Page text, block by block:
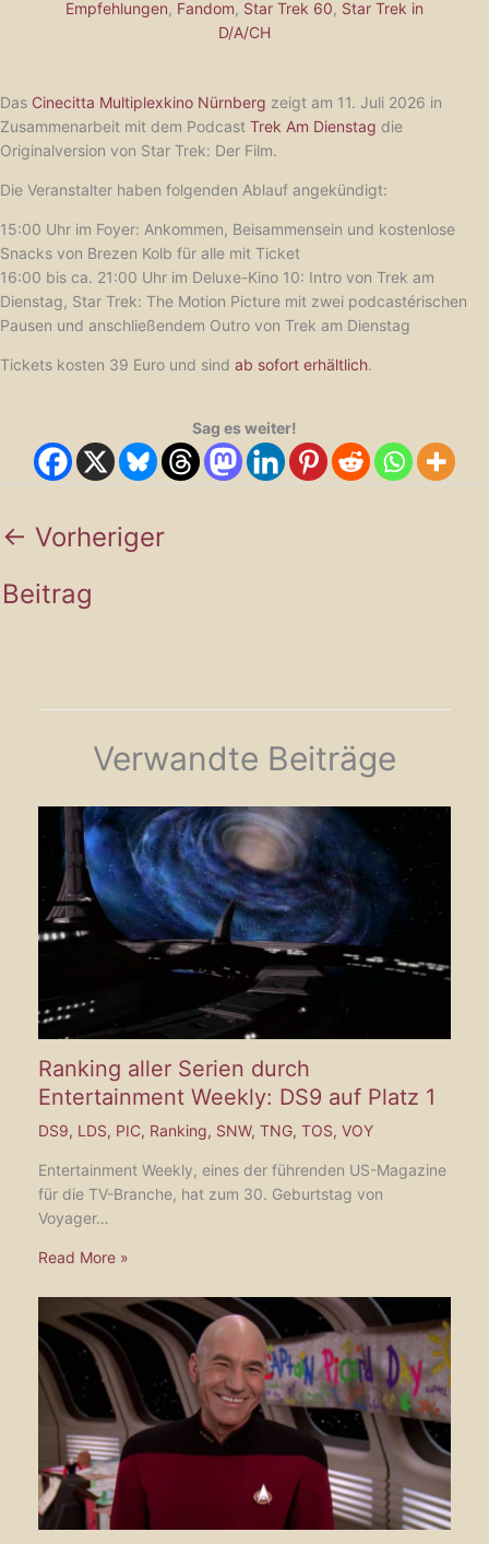
Empfehlungen, Fandom, Star Trek 60, Star Trek in
D/A/CH
Das Cinecitta Multiplexkino Nürnberg zeigt am 11. Juli 2026 in
Zusammenarbeit mit dem Podcast Trek Am Dienstag die
Originalversion von Star Trek: Der Film.
Die Veranstalter haben folgenden Ablauf angekündigt:
15:00 Uhr im Foyer: Ankommen, Beisammensein und kostenlose
Snacks von Brezen Kolb für alle mit Ticket
16:00 bis ca. 21:00 Uhr im Deluxe-Kino 10: Intro von Trek am
Dienstag, Star Trek: The Motion Picture mit zwei podcastérischen
Pausen und anschließendem Outro von Trek am Dienstag
Tickets kosten 39 Euro und sind ab sofort erhältlich.
Sag es weiter!
← Vorheriger
Beitrag
Verwandte Beiträge
Ranking aller Serien durch
Entertainment Weekly: DS9 auf Platz 1
DS9, LDS, PIC, Ranking, SNW, TNG, TOS, VOY
Entertainment Weekly, eines der führenden US-Magazine
für die TV-Branche, hat zum 30. Geburtstag von
Voyager…
Read More »